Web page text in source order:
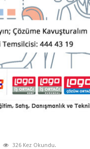
326 Kez Okundu.